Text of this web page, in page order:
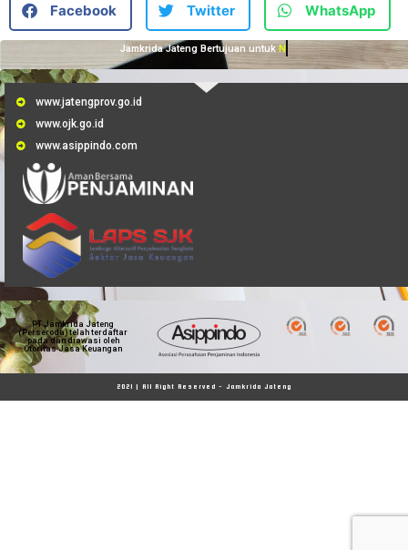
Facebook Twitter WhatsApp
Jamkrida Jateng Bertujuan untuk Membantu UMKM
www.jatengprov.go.id
www.ojk.go.id
www.asippindo.com
PT Jamkrida Jateng
(Perseroda) telah terdaftar
pada dan diawasi oleh
Otoritas Jasa Keuangan
2021 | All Right Reserved - Jamkrida Jateng